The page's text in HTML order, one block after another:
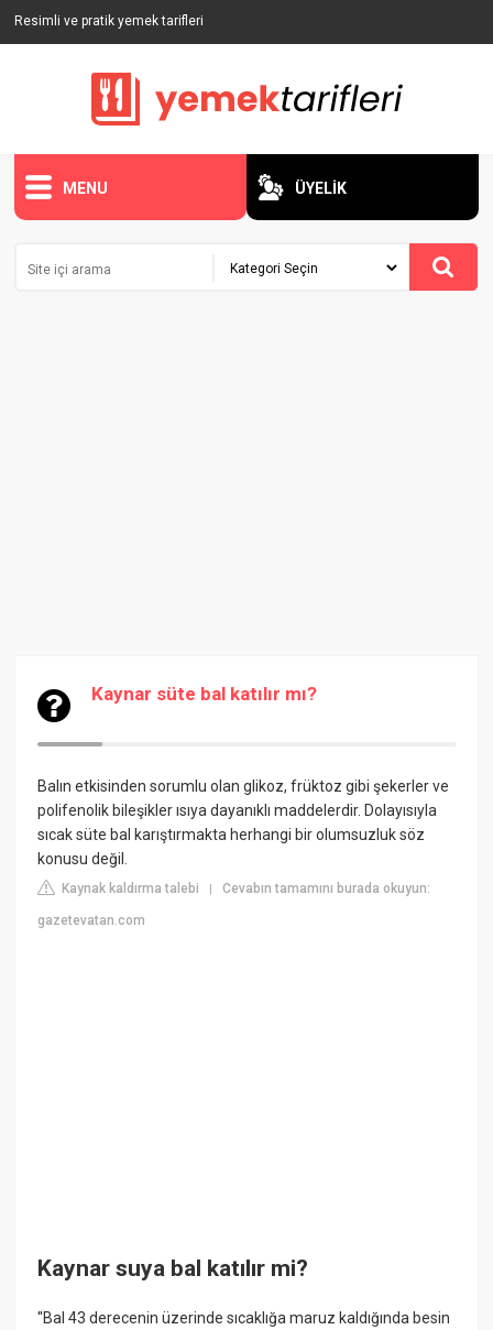
Resimli ve pratik yemek tarifleri
MENU ÜYELİK
Kaynar süte bal katılır mı?
Balın etkisinden sorumlu olan glikoz, früktoz gibi şekerler ve
polifenolik bileşikler ısıya dayanıklı maddelerdir. Dolayısıyla
sıcak süte bal karıştırmakta herhangi bir olumsuzluk söz
konusu değil.
Kaynak kaldırma talebi |Cevabın tamamını burada okuyun:
gazetevatan.com
Kaynar suya bal katılır mi?
''Bal 43 derecenin üzerinde sıcaklığa maruz kaldığında besin